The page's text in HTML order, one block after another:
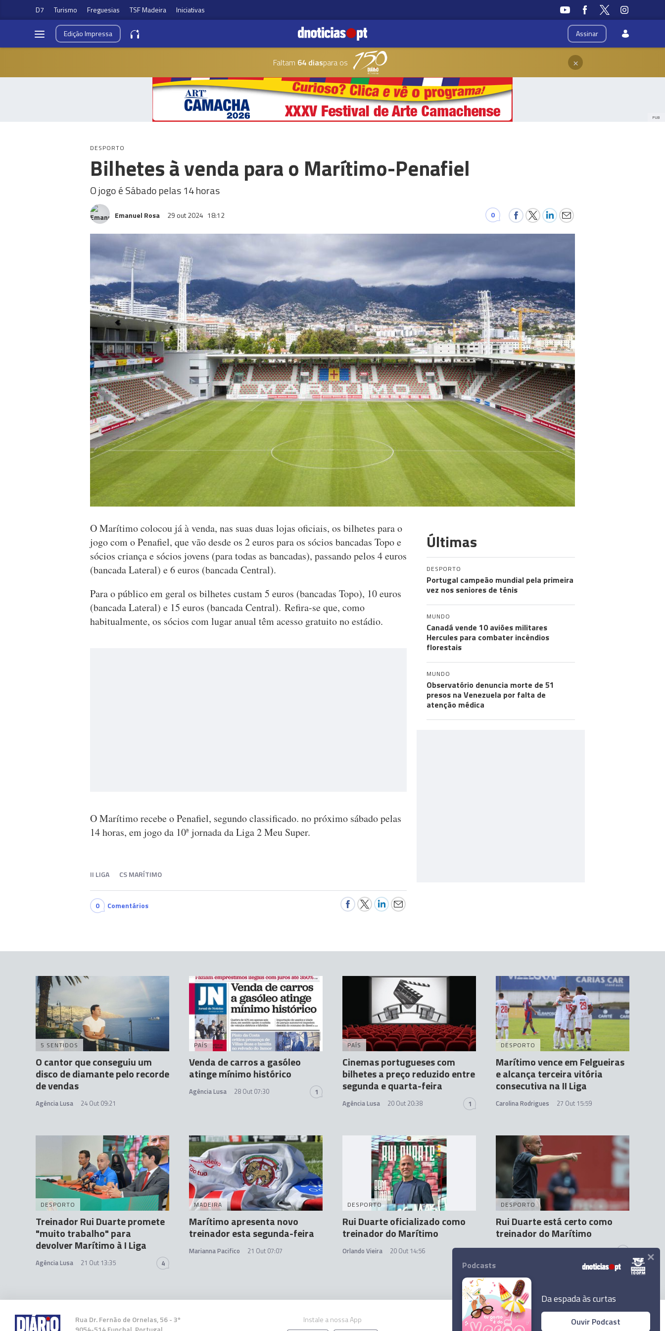
D7 Turismo Freguesias TSF Madeira Iniciativas
Assinar
EdiçãoImpressa
Faltam 64 diaspara os ×
PUB
DESPORTO
Bilhetes à venda para o Marítimo-Penafiel
O jogo é Sábado pelas 14 horas
Emanuel Rosa 29 out 2024 18:12 0
O Marítimo colocou já à venda, nas suas duas lojas oficiais, os bilhetes para o
jogo com o Penafiel, que vão desde os 2 euros para os sócios bancadas Topo e
sócios criança e sócios jovens (para todas as bancadas), passando pelos 4 euros
(bancada Lateral) e 6 euros (bancada Central).
Para o público em geral os bilhetes custam 5 euros (bancadas Topo), 10 euros
(bancada Lateral) e 15 euros (bancada Central). Refira-se que, como
habitualmente, os sócios com lugar anual têm acesso gratuito no estádio.
O Marítimo recebe o Penafiel, segundo classificado. no próximo sábado pelas
14 horas, em jogo da 10ª jornada da Liga 2 Meu Super.
II LIGA CS MARÍTIMO
0 Comentários
Últimas
DESPORTO
Portugal campeão mundial pela primeira
vez nos seniores de ténis
MUNDO
Canadá vende 10 aviões militares
Hercules para combater incêndios
florestais
MUNDO
Observatório denuncia morte de 51
presos na Venezuela por falta de
atenção médica
5 SENTIDOS
O cantor que conseguiu um
disco de diamante pelo recorde
de vendas
Agência Lusa 24 Out 09:21
PAÍS
Venda de carros a gasóleo
atinge mínimo histórico
Agência Lusa 28 Out 07:30 1
PAÍS
Cinemas portugueses com
bilhetes a preço reduzido entre
segunda e quarta-feira
Agência Lusa 20 Out 20:38 1
DESPORTO
Marítimo vence em Felgueiras
e alcança terceira vitória
consecutiva na II Liga
Carolina Rodrigues 27 Out 15:59
DESPORTO
Treinador Rui Duarte promete
"muito trabalho" para
devolver Marítimo à I Liga
Agência Lusa 21 Out 13:35 4
MADEIRA
Marítimo apresenta novo
treinador esta segunda-feira
Marianna Pacifico 21 Out 07:07
DESPORTO
Rui Duarte oficializado como
treinador do Marítimo
Orlando Vieira 20 Out 14:56
DESPORTO
Rui Duarte está certo como
treinador do Marítimo
Orlando Vieira 18 Out 11:02
Rua Dr. Fernão de Ornelas, 56 - 3º
Instale a nossa App
Podcasts
Da espada às curtas
Ouvir Podcast
×